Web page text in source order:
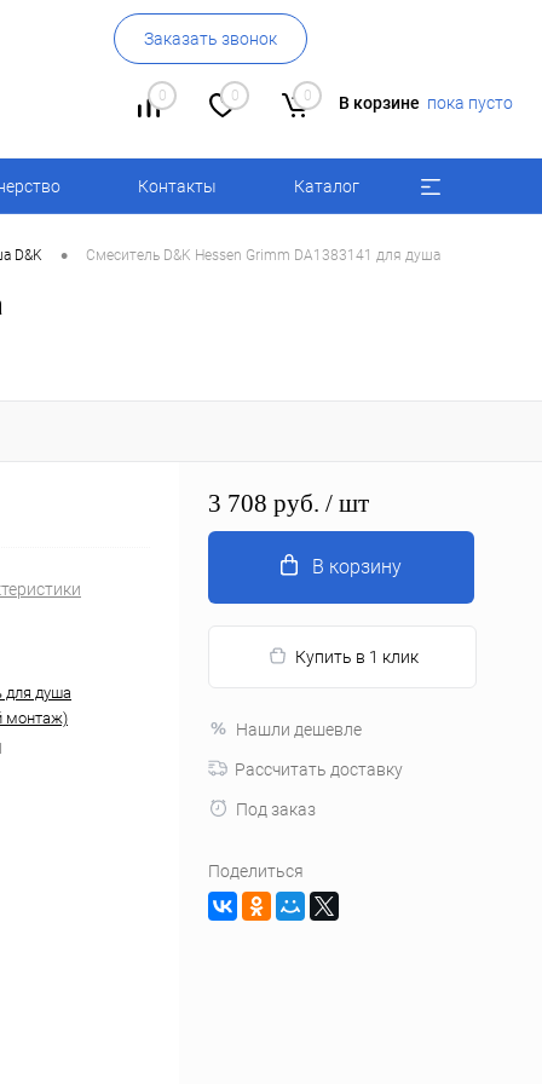
Заказать звонок
0 0 0 В корзине пока пусто
Контакты Каталог
D&K • Смеситель D&K Hessen Grimm DA1383141 для душа
для душа
монтаж)
3 708 руб. / шт
В корзину
Купить в 1 клик
Нашли дешевле
Рассчитать доставку
Под заказ
Поделиться